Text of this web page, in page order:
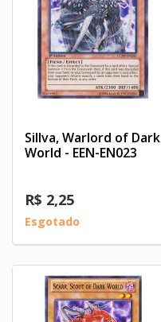
Sillva, Warlord of Dark
World - EEN-EN023
R$ 2,25
Esgotado